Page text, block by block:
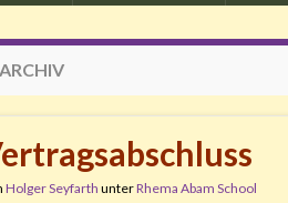
ARCHIV
Holger Seyfarth unterRhema Abam School